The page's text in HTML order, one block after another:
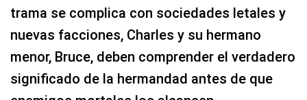
trama se complica con sociedades letales y
nuevas facciones, Charles y su hermano
menor, Bruce, deben comprender el verdadero
significado de la hermandad antes de que